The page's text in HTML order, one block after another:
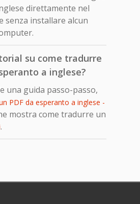
direttamente nel
senza installare alcun
su come tradurre
a inglese?
una guida passo-passo,
PDF da esperanto a inglese -
mostra come tradurre un
.